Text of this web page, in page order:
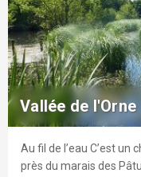
Vallée de l'Orne
Au fil de l’eau C’est
près du marais des